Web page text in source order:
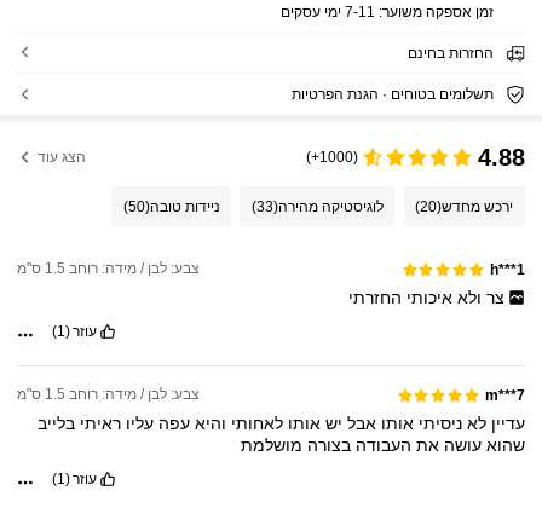
זמן אספקה ​​משוער: 7-11 ימי עסקים
החזרות בחינם
תשלומים בטוחים · הגנת הפרטיות
4.88
(1000+) הצג עוד
ירכש מחדש(20) לוגיסטיקה מהירה(33) ניידות טובה(50)
h***1 צבע: לבן / מידה: רוחב 1.5 ס"מ
צר ולא איכותי החזרתי
עוזר(1)
m***7 צבע: לבן / מידה: רוחב 1.5 ס"מ
עדייןלאניסיתיאותואבל ישאותולאחותי והיאעפהעליוראיתיבלייב
שהואעושהאת העבודהבצורה מושלמת
עוזר(1)